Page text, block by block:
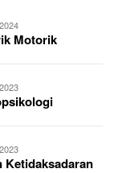
Motorik
Ketidaksadaran